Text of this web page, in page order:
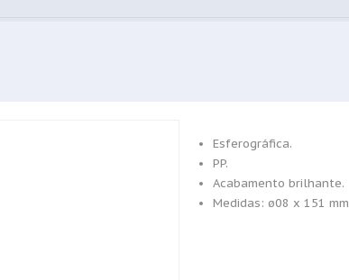
Esferográfica.
PP.
Acabamento brilhante.
Medidas: ø08 x 151 mm